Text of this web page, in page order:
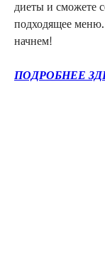
диеты и сможете
подходящее
начнем!
ПОДРОБНЕЕ